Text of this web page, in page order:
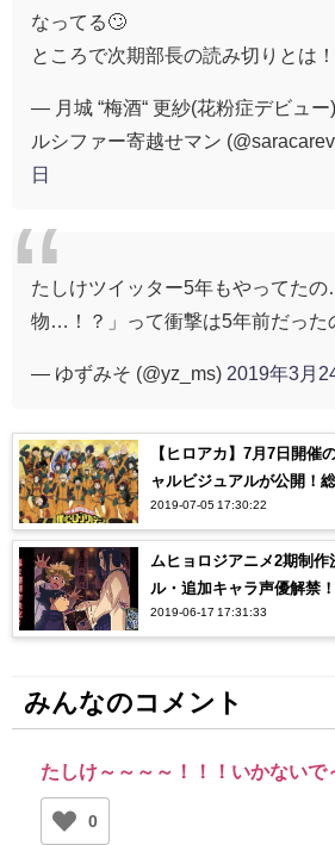
なってる🙄
ところで次期部長の読み切りとは
— 月城 “梅酒“ 更紗(花粉症デビュ
ルシファー寄越せマン
日
たしけツイッター5年もやってた
物…！？」って衝撃は5年前だった
— ゆずみそ (@yz_ms) 2019年3月
【ヒロアカ】7月7日開催
ャルビジュアルが公開！
だ！【僕のヒーローアカデ
2019-07-05 17:30:22
ムヒョロジアニメ2期制
ル・追加キャラ声優解禁！
2019-06-17 17:31:33
みんなのコメント
たしけ～～～～！！！いかないで
0